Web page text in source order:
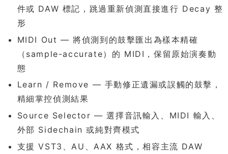
件或 DAW 標記，跳過重新偵測直接進行 Decay 整
形
MIDI Out — 將偵測到的鼓擊匯出為樣本精確
（sample-accurate）的 MIDI，保留原始演奏動
態
Learn / Remove — 手動修正遺漏或誤觸的鼓擊，
精細掌控偵測結果
Source Selector — 選擇音訊輸入、MIDI 輸入、
外部 Sidechain 或純對齊模式
支援 VST3、AU、AAX 格式，相容主流 DAW